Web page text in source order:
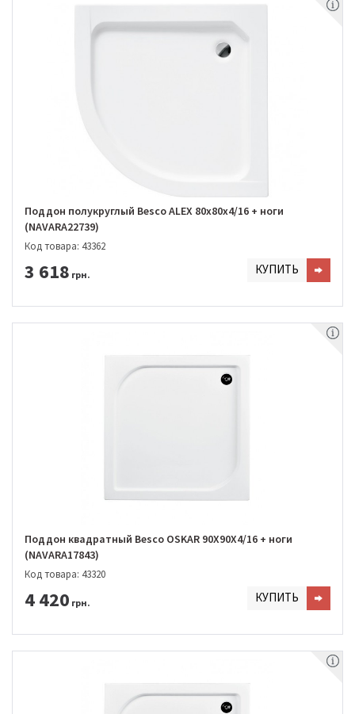
Поддон полукруглый Besco ALEX 80х80х4/16 + ноги
(NAVARA22739)
Код товара: 43362
3 618 грн. КУПИТЬ
Поддон квадратный Besco OSKAR 90Х90Х4/16 + ноги
(NAVARA17843)
Код товара: 43320
4 420 грн. КУПИТЬ